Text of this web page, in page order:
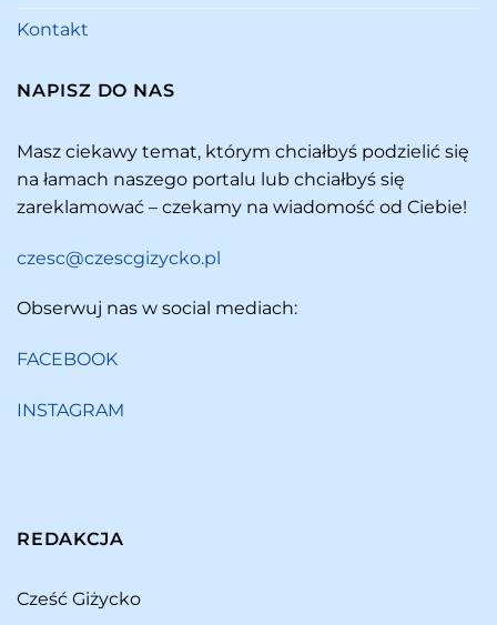
Kontakt
NAPISZ DO NAS
Masz ciekawy temat, którym chciałbyś podzielić się
na łamach naszego portalu lub chciałbyś się
zareklamować – czekamy na wiadomość od Ciebie!
czesc@czescgizycko.pl
Obserwuj nas w social mediach:
FACEBOOK
INSTAGRAM
REDAKCJA
Cześć Giżycko